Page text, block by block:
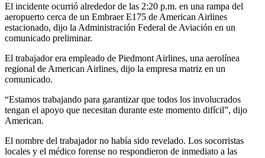
El incidente ocurrió alrededor de las 2:20 p.m. en una rampa del
aeropuerto cerca de un Embraer E175 de American Airlines
estacionado, dijo la Administración Federal de Aviación en un
comunicado preliminar.
El trabajador era empleado de Piedmont Airlines, una aerolínea
regional de American Airlines, dijo la empresa matriz en un
comunicado.
“Estamos trabajando para garantizar que todos los involucrados
tengan el apoyo que necesitan durante este momento difícil”, dijo
American.
El nombre del trabajador no había sido revelado. Los socorristas
locales y el médico forense no respondieron de inmediato a las